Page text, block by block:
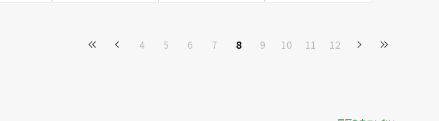
4 5 6 7 8 9 10 11 12